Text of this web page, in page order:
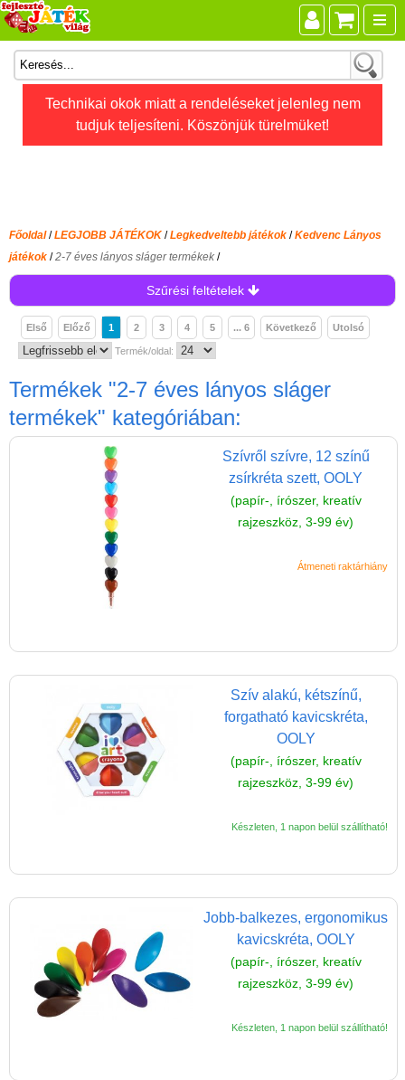
Technikai okok miatt a rendeléseket jelenleg nem
tudjuk teljesíteni. Köszönjük türelmüket!
Főoldal/LEGJOBB JÁTÉKOK /Legkedveltebb játékok /Kedvenc Lányos
játékok /2-7 éves lányos sláger termékek /
Szűrési feltételek
Első Előző 1 2 3 4 5 ... 6 Következő Utolsó
Termék/oldal:
Termékek "2-7 éves lányos sláger
termékek" kategóriában:
Szívről szívre, 12 színű
zsírkréta szett, OOLY
(papír-, írószer, kreatív
rajzeszköz, 3-99 év)
Átmeneti raktárhiány
Szív alakú, kétszínű,
forgatható kavicskréta,
OOLY
(papír-, írószer, kreatív
rajzeszköz, 3-99 év)
Készleten, 1 napon belül szállítható!
Jobb-balkezes, ergonomikus
kavicskréta, OOLY
(papír-, írószer, kreatív
rajzeszköz, 3-99 év)
Készleten, 1 napon belül szállítható!
Összes játék
Játékok életkor szerint
Bébijátékok
Diafilm
Építőjáték
Foglalkoztató füzet
Fajátékok
Játék hangszer
Futóbiciklik, rollerek
Gyerekszoba
Intelligens gyurma
gyerekajándékok
Logikai játékok
Mozgásfejlesztő játékok
Oktató játékok kutyáknak
Pasztell játékok
Pixelhobby